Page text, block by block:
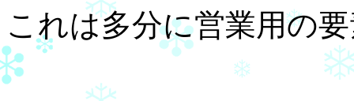
これは多分に営業用の